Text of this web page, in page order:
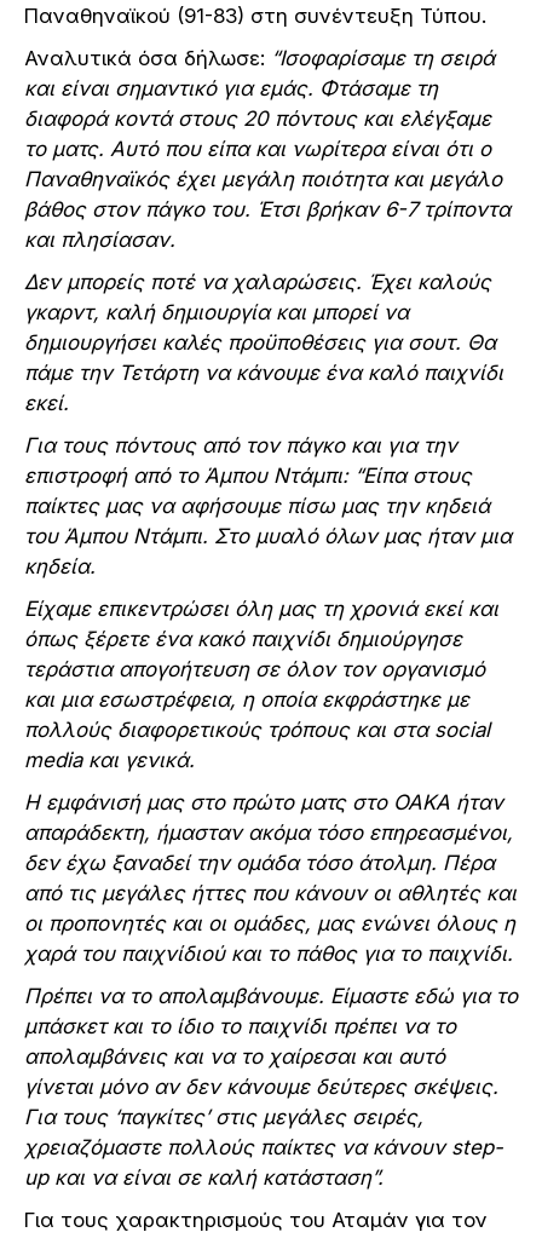
Παναθηναϊκού (91-83) στη συνέντευξη Τύπου.
Αναλυτικά όσα δήλωσε: “Ισοφαρίσαμε τη σειρά
και είναι σημαντικό για εμάς. Φτάσαμε τη
διαφορά κοντά στους 20 πόντους και ελέγξαμε
το ματς. Αυτό που είπα και νωρίτερα είναι ότι ο
Παναθηναϊκός έχει μεγάλη ποιότητα και μεγάλο
βάθος στον πάγκο του. Έτσι βρήκαν 6-7 τρίποντα
και πλησίασαν.
Δεν μπορείς ποτέ να χαλαρώσεις. Έχει καλούς
γκαρντ, καλή δημιουργία και μπορεί να
δημιουργήσει καλές προϋποθέσεις για σουτ. Θα
πάμε την Τετάρτη να κάνουμε ένα καλό παιχνίδι
εκεί.
Για τους πόντους από τον πάγκο και για την
επιστροφή από το Άμπου Ντάμπι: “Είπα στους
παίκτες μας να αφήσουμε πίσω μας την κηδειά
του Άμπου Ντάμπι. Στο μυαλό όλων μας ήταν μια
κηδεία.
Είχαμε επικεντρώσει όλη μας τη χρονιά εκεί και
όπως ξέρετε ένα κακό παιχνίδι δημιούργησε
τεράστια απογοήτευση σε όλον τον οργανισμό
και μια εσωστρέφεια, η οποία εκφράστηκε με
πολλούς διαφορετικούς τρόπους και στα social
media και γενικά.
Η εμφάνισή μας στο πρώτο ματς στο ΟΑΚΑ ήταν
απαράδεκτη, ήμασταν ακόμα τόσο επηρεασμένοι,
δεν έχω ξαναδεί την ομάδα τόσο άτολμη. Πέρα
από τις μεγάλες ήττες που κάνουν οι αθλητές και
οι προπονητές και οι ομάδες, μας ενώνει όλους η
χαρά του παιχνίδιού και το πάθος για το παιχνίδι.
Πρέπει να το απολαμβάνουμε. Είμαστε εδώ για το
μπάσκετ και το ίδιο το παιχνίδι πρέπει να το
απολαμβάνεις και να το χαίρεσαι και αυτό
γίνεται μόνο αν δεν κάνουμε δεύτερες σκέψεις.
Για τους ‘παγκίτες’ στις μεγάλες σειρές,
χρειαζόμαστε πολλούς παίκτες να κάνουν step-
up και να είναι σε καλή κατάσταση”.
Για τους χαρακτηρισμούς του Αταμάν για τον